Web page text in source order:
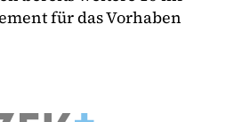
für das Vorhaben